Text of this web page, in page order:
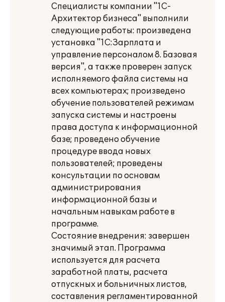
Специалисты компании "1С-
Архитектор бизнеса" выполнили
следующие работы: произведена
установка "1С:Зарплата и
управление персоналом 8. Базовая
версия", а также проверен запуск
исполняемого файла системы на
всех компьютерах; произведено
обучение пользователей режимам
запуска системы и настроены
права доступа к информационной
базе; проведено обучение
процедуре ввода новых
пользователей; проведены
консультации по основам
администрирования
информационной базы и
начальным навыкам работе в
программе.
Состояние внедрения: завершен
значимый этап. Программа
используется для расчета
заработной платы, расчета
отпускных и больничных листов,
составления регламентированной